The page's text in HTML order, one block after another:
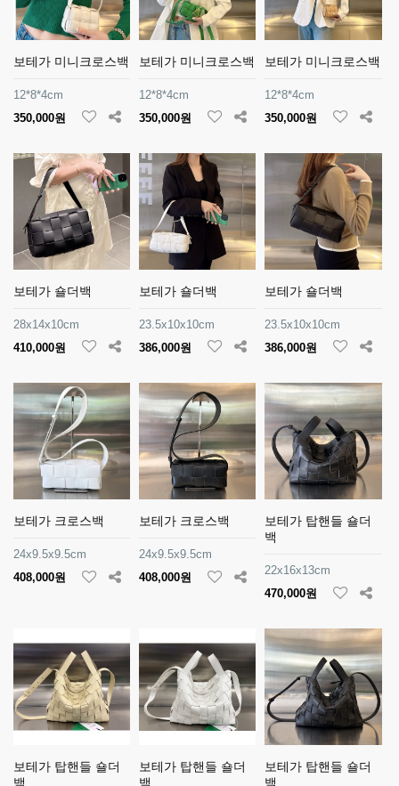
보테가 미니크로스백
12*8*4cm
350,000원
보테가 미니크로스백
12*8*4cm
350,000원
보테가 미니크로스백
12*8*4cm
350,000원
보테가 숄더백
28x14x10cm
410,000원
보테가 숄더백
23.5x10x10cm
386,000원
보테가 숄더백
23.5x10x10cm
386,000원
보테가 크로스백
24x9.5x9.5cm
408,000원
보테가 크로스백
24x9.5x9.5cm
408,000원
보테가 탑핸들 숄더
백
22x16x13cm
470,000원
보테가 탑핸들 숄더
백
보테가 탑핸들 숄더
백
보테가 탑핸들 숄더
백